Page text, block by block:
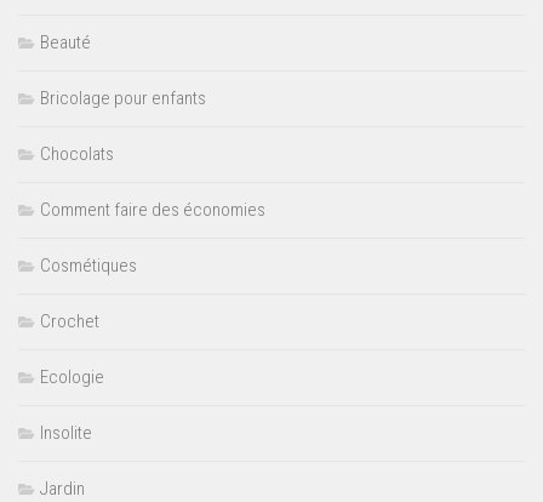
Beauté
Bricolage pour enfants
Chocolats
Comment faire des économies
Cosmétiques
Crochet
Ecologie
Insolite
Jardin